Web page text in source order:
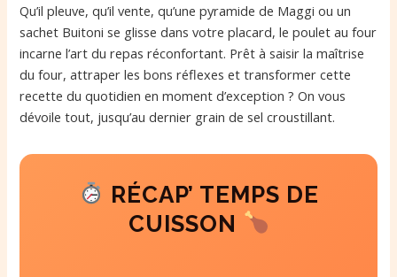
Qu’il pleuve, qu’il vente, qu’une pyramide de Maggi ou un
sachet Buitoni se glisse dans votre placard, le poulet au four
incarne l’art du repas réconfortant. Prêt à saisir la maîtrise
du four, attraper les bons réflexes et transformer cette
recette du quotidien en moment d’exception ? On vous
dévoile tout, jusqu’au dernier grain de sel croustillant.
RÉCAP’ TEMPS DE
CUISSON